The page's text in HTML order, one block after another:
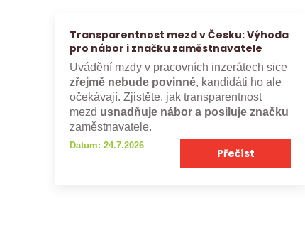
Transparentnost mezd v Česku: Výhoda
pro nábor i značku zaměstnavatele
Uvádění mzdy v pracovních inzerátech sice
zřejmě nebude povinné, kandidáti ho ale
očekávají. Zjistěte, jak transparentnost
mezd usnadňuje nábor a posiluje značku
zaměstnavatele.
Datum: 24.7.2026
Přečíst